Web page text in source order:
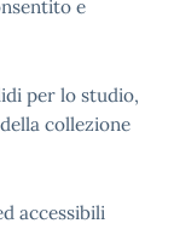
e
per lo studio,
collezione
accessibili